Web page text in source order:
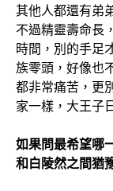
其他人都還有弟
不過精靈壽命長
時間，別的手足
族零頭，好像也
都非常痛苦，更
家一樣，大王子
如果問最希望哪
和白陵然之間猶